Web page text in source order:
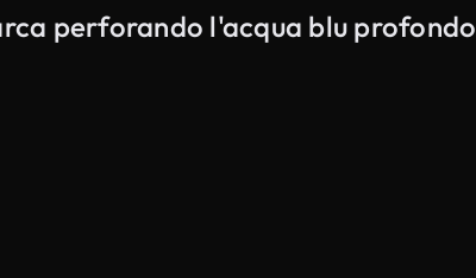
perforando l'acqua blu profondo